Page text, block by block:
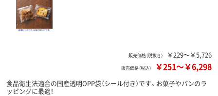
販売価格（税抜き） ￥229～￥5,726
販売価格（税込） ￥251～￥6,298
食品衛生法適合の国産透明OPP袋（シール付き）です。お菓子やパンのラ
ッピングに最適！